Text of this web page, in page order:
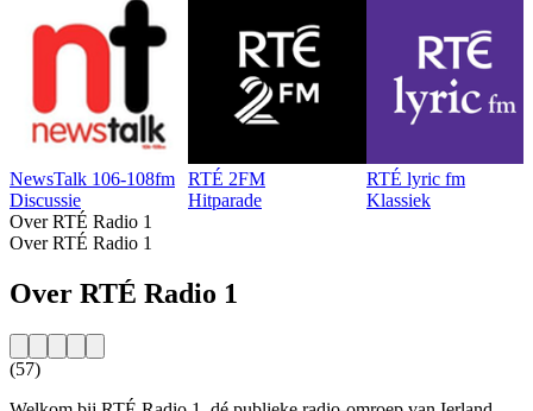
NewsTalk 106-108fm
Discussie
RTÉ 2FM
Hitparade
RTÉ lyric fm
Klassiek
Over RTÉ Radio 1
Over RTÉ Radio 1
Over RTÉ Radio 1
(57)